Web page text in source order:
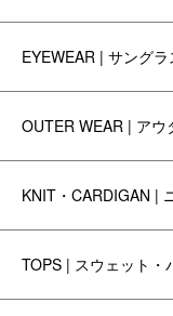
EYEWEAR | サング
OUTER WEAR | アウ
KNIT・CARDIGAN |
TOPS | スウェット・